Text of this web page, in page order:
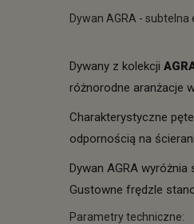
Dywan AGRA -
Dywany z kolekcji
różnorodne aranżacje
Charakterystyczne
odpornością na
Dywan AGRA
Gustowne frędzle
Parametry techniczne: